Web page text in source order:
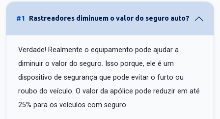
#1 Rastreadores diminuem o valor do seguro auto?
Verdade! Realmente o equipamento pode ajudar a
diminuir o valor do seguro. Isso porque, ele é um
dispositivo de segurança que pode evitar o furto ou
roubo do veículo. O valor da apólice pode reduzir em até
25% para os veículos com seguro.